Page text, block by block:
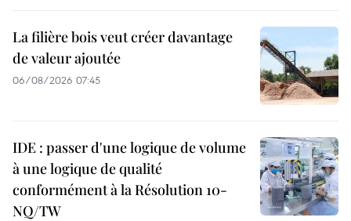
La filière bois veut créer davantage
de valeur ajoutée
06/08/2026 07:45
IDE : passer d'une logique de volume
à une logique de qualité
conformément à la Résolution 10-
NQ/TW